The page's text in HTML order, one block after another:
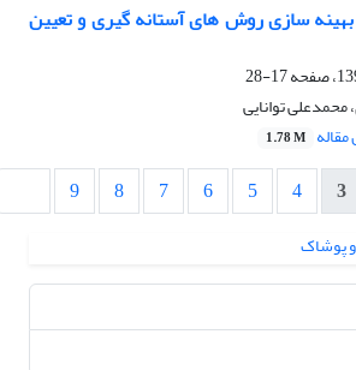
سازی روش های آستانه گیری و تعیین
17-28
محمدعلی توانایی
1.78 M
3
4
5
6
7
8
9